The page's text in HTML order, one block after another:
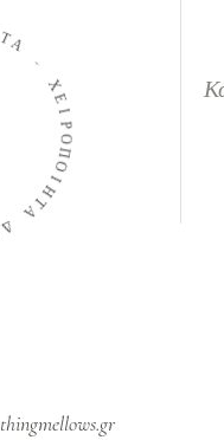
ΕΤ
-
Χ
Ε
Ι
Ρ
Ο
Π
Ο
Ι
Η
Τ
Α